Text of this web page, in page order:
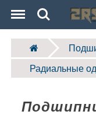
Search
Радиальные